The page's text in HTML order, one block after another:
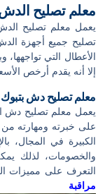
معلم تصليح
يعمل معلم تصليح
تصليح جميع أجهزة
الأعطال التي تواجهها،
إلا أنه يقدم أرخص
معلم تصليح دش
يعمل معلم تصليح دش
على خبرته ومهارته من
الكبيرة في المجال،
والخصومات، لذلك
التعرف على مميزات